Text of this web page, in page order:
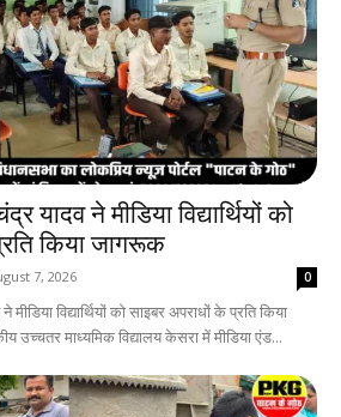
यादव ने मीडिया विद्यार्थियों को
किया जागरूक
7, 2026 0
विद्यार्थियों को साइबर अपराधों के प्रति किया
माध्यमिक विद्यालय केसरा में मीडिया एंड...